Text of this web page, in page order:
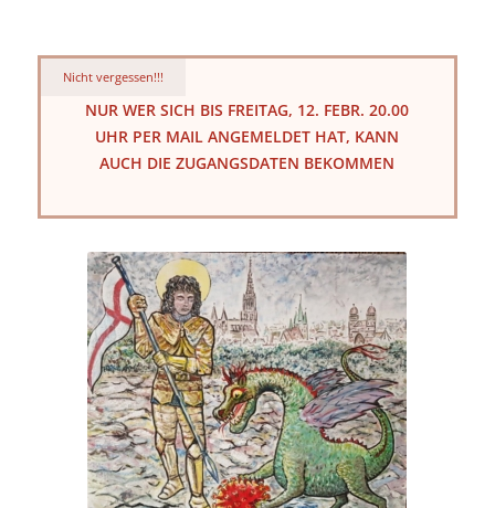
Nicht vergessen!!!
NUR WER SICH BIS FREITAG, 12. FEBR. 20.00
UHR PER MAIL ANGEMELDET HAT, KANN
AUCH DIE ZUGANGSDATEN BEKOMMEN